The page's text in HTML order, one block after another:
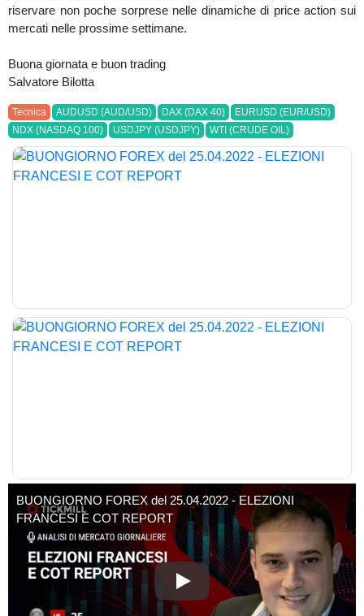
riservare non poche sorprese nelle dinamiche di price action sui
mercati nelle prossime settimane.
Buona giornata e buon trading
Salvatore Bilotta
Tecnica AUDUSD (AUD/USD) DAX (DAX 40)
EURUSD (EUR/USD)
NDX (NASDAQ 100)
USDJPY (USDJPY) WTI (CRUDE OIL)
BUONGIORNO FOREX del 25.04.2022 - ELEZIONI
FRANCESI E COT REPORT
BUONGIORNO FOREX del